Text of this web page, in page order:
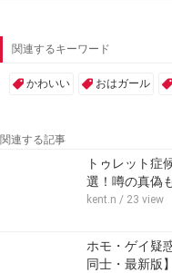
関連するキーワード
かわいい おはガール
関連する記事
トゥレット症
選！噂の真偽
kent.n / 23 view
ホモ・ゲイ疑
同士・最新版】